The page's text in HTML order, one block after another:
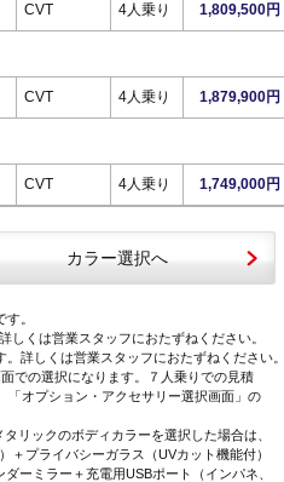
CVT 4人乗り 1,809,500円
CVT 4人乗り 1,879,900円
CVT 4人乗り 1,749,000円
カラー選択へ
。
くは営業スタッフにおたずねください。
詳しくは営業スタッフにおたずねください。
での選択になります。７人乗りでの見積
オプション・アクセサリー選択画面」の
リックのボディカラーを選択した場合は、
プライバシーガラス（UVカット機能付）
ーミラー＋充電用USBポート（インパネ、